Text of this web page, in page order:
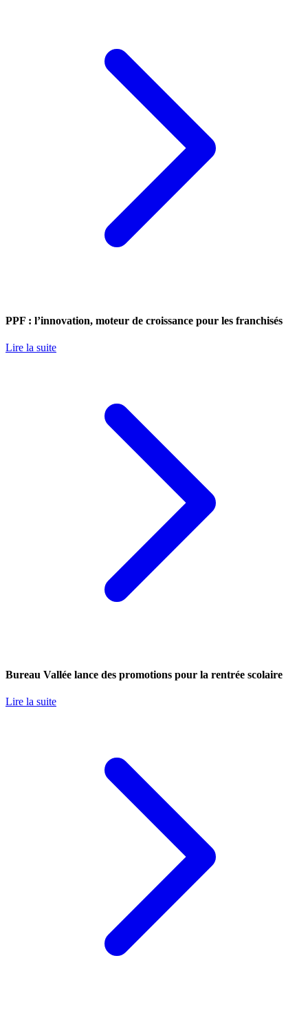
PPF : l’innovation, moteur de croissance pour les franchisés
Lire la suite
Bureau Vallée lance des promotions pour la rentrée scolaire
Lire la suite